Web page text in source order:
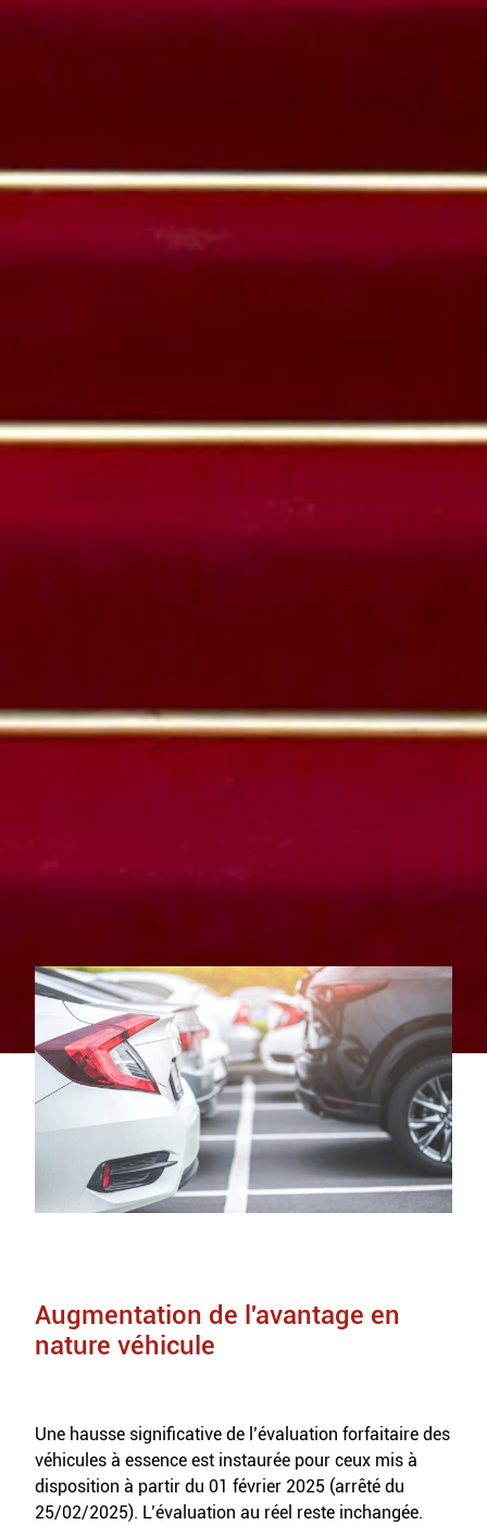
Augmentation de l'avantage en
nature véhicule
Une hausse significative de l’évaluation forfaitaire des
véhicules à essence est instaurée pour ceux mis à
disposition à partir du 01 février 2025 (arrêté du
25/02/2025). L’évaluation au réel reste inchangée.